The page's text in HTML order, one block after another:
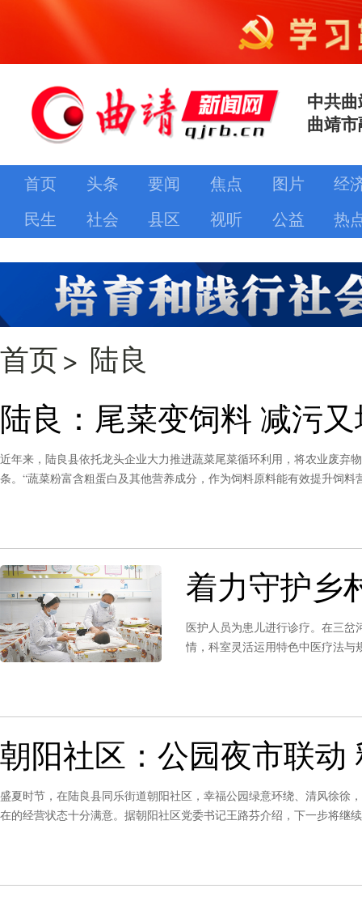
中共
曲靖
首页 头条 要闻 焦点 图片
经
民生
社会 县区 视听 公益 热
首页> 陆良
陆良：尾菜变饲料 减污
近年来，陆良县依托龙头企业大力推进蔬菜尾菜循环利用，将农业废弃
条。“蔬菜粉富含粗蛋白及其他营养成分，作为饲料原料能有效提升饲
着力守护乡
医护人员为患儿进行诊疗。在三
情，科室灵活运用特色中医疗法
朝阳社区：公园夜市联动
盛夏时节，在陆良县同乐街道朝阳社区，幸福公园绿意环绕、清风徐徐
在的经营状态十分满意。据朝阳社区党委书记王路芬介绍，下一步将继